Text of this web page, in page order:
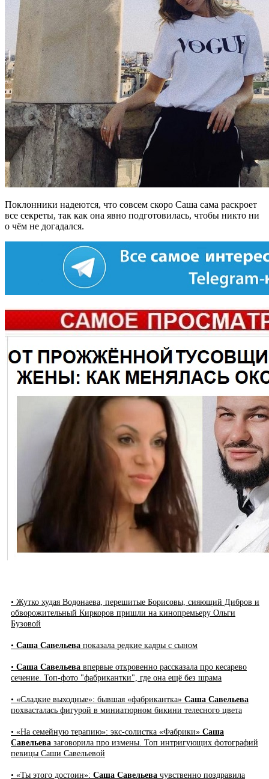
Поклонники надеются, что совсем скоро Саша сама раскроет
все секреты, так как она явно подготовилась, чтобы никто ни
о чём не догадался.
• Жутко худая Водонаева, перешитые Борисовы, сияющий Дибров и
обворожительный Киркоров пришли на кинопремьеру Ольги
Бузовой
• Саша Савельева показала редкие кадры с сыном
• Саша Савельева впервые откровенно рассказала про кесарево
сечение. Топ-фото "фабрикантки", где она ещё без шрама
• «Сладкие выходные»: бывшая «фабрикантка» Саша Савельева
похвасталась фигурой в миниатюрном бикини телесного цвета
• «На семейную терапию»: экс-солистка «Фабрики» Саша
Савельева заговорила про измены. Топ интригующих фотографий
певицы Саши Савельевой
• «Ты этого достоин»: Саша Савельева чувственно поздравила